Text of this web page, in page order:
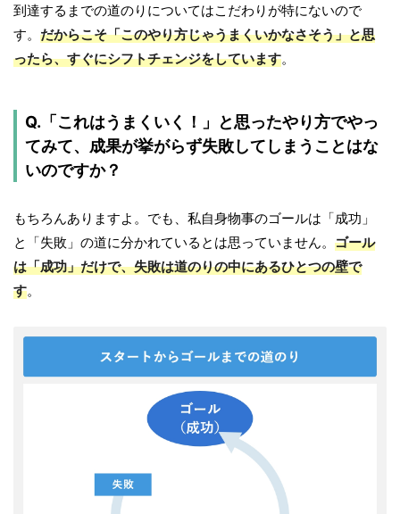
到達するまでの道のりについてはこだわりが特にないので
す。 だからこそ「このやり方じゃうまくいかなさそう」と思
ったら、すぐにシフトチェンジをしています。
Q.「これはうまくいく！」と思ったやり方でやっ
てみて、成果が挙がらず失敗してしまうことはな
いのですか？
もちろんありますよ。でも、私自身物事のゴールは「成功」
と「失敗」の道に分かれているとは思っていません。 ゴール
は「成功」だけで、失敗は道のりの中にあるひとつの壁で
す。